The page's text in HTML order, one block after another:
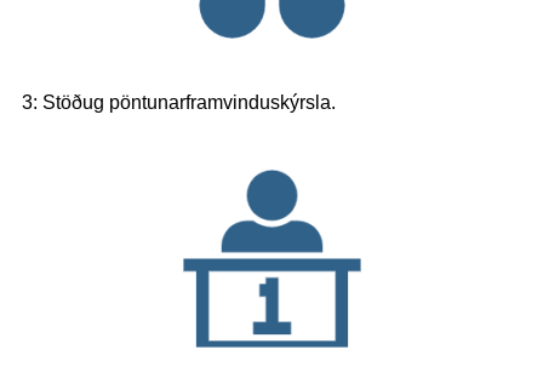
3: Stöðug pöntunarframvinduskýrsla.